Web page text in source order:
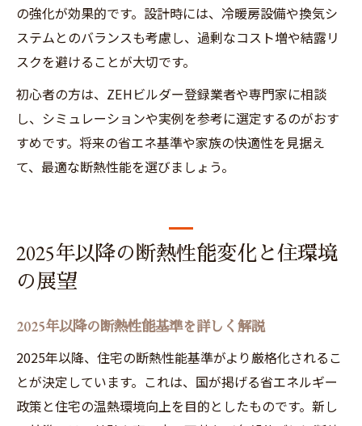
の強化が効果的です。設計時には、冷暖房設備や換気シ
ステムとのバランスも考慮し、過剰なコスト増や結露リ
スクを避けることが大切です。
初心者の方は、ZEHビルダー登録業者や専門家に相談
し、シミュレーションや実例を参考に選定するのがおす
すめです。将来の省エネ基準や家族の快適性を見据え
て、最適な断熱性能を選びましょう。
2025年以降の断熱性能変化と住環境
の展望
2025年以降の断熱性能基準を詳しく解説
2025年以降、住宅の断熱性能基準がより厳格化されるこ
とが決定しています。これは、国が掲げる省エネルギー
政策と住宅の温熱環境向上を目的としたものです。新し